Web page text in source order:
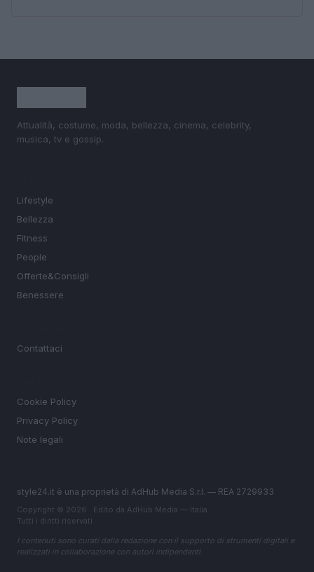
Attualità, costume, moda, bellezza, cinema, celebrity,
musica, tv e gossip.
Lifestyle
Bellezza
Fitness
People
Offerte&Consigli
Benessere
Contattaci
Cookie Policy
Privacy Policy
Note legali
style24.it è una proprietà di AdHub Media S.r.l. — REA 2729933
Copyright © 2026 · Edito da AdHub Media — Italia
Tutti i diritti riservati
I contenuti sono curati dalla redazione con il supporto di strumenti digitali e
realizzati in collaborazione con autori indipendenti.